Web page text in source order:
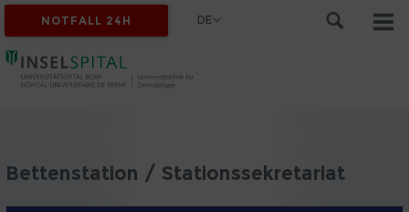
NOTFALL 24H DE
Bettenstation / Stationssekretariat